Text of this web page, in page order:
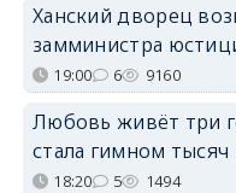
Ханский дворец
замминистра
19:00 6 9160
Любовь живёт три
стала гимном тысяч
18:20 5 1494